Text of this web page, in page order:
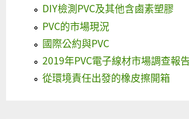
DIY檢測PVC及其他含鹵素塑膠
PVC的市場現況
國際公約與PVC
2019年PVC電子線材市場調查報告
從環境責任出發的橡皮擦開箱